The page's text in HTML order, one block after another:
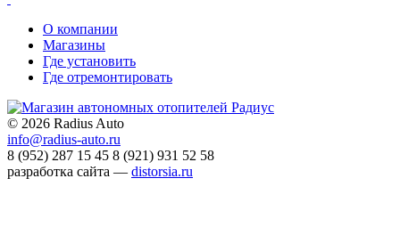
О компании
Магазины
Где установить
Где отремонтировать
© 2026 Radius Auto
info@radius-auto.ru
8 (952) 287 15 45 8 (921) 931 52 58
разработка сайта — distorsia.ru